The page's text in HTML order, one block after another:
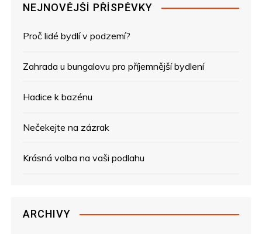
NEJNOVĚJŠÍ PŘÍSPĚVKY
Proč lidé bydlí v podzemí?
Zahrada u bungalovu pro příjemnější bydlení
Hadice k bazénu
Nečekejte na zázrak
Krásná volba na vaši podlahu
ARCHIVY